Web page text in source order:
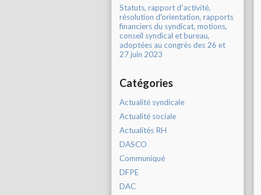
Statuts, rapport d'activité,
résolution d'orientation, rapports
financiers du syndicat, motions,
conseil syndical et bureau,
adoptées au congrès des 26 et
27 juin 2023
Catégories
Actualité syndicale
Actualité sociale
Actualités RH
DASCO
Communiqué
DFPE
DAC